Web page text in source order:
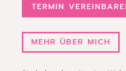
TERMIN
MEHR ÜBER MICH